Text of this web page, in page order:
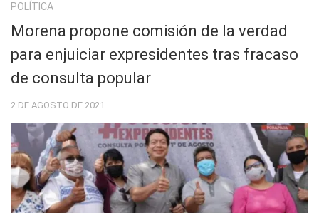
POLÍTICA
Morena propone comisión de la verdad
para enjuiciar expresidentes tras fracaso
de consulta popular
2 DE AGOSTO DE 2021